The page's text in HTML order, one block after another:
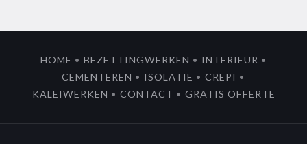
HOME • BEZETTINGWERKEN • INTERIEUR •
CEMENTEREN • ISOLATIE • CREPI •
KALEIWERKEN • CONTACT • GRATIS OFFERTE